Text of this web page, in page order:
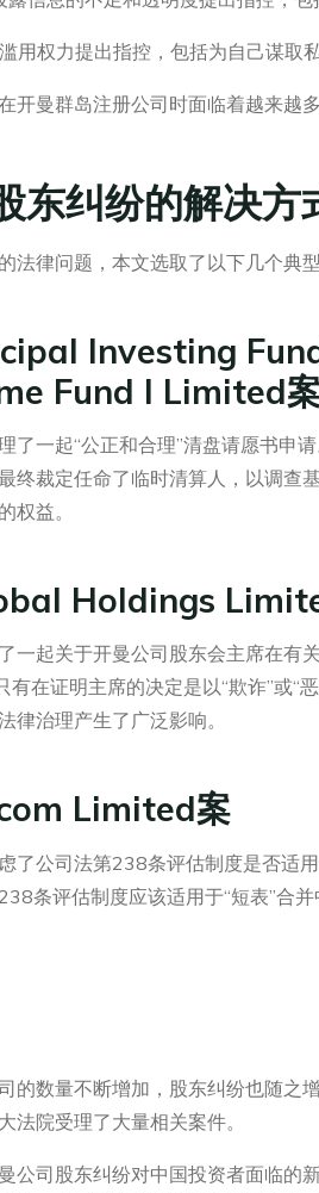
用权力提出指控，包括为自己谋取
开曼群岛注册公司时面临着越来越
东纠纷的解决方
法律问题，本文选取了以下几个典型
Investing
Fund I Limited
了一起“公正和合理”清盘请愿书
终裁定任命了临时清算人，以调
权益。
Holdings
一起关于开曼公司股东会主席在
有在证明主席的决定是以“欺诈”或
律治理产生了广泛影响。
Limited案
了公司法第238条评估制度是否适
条评估制度应该适用于“短表”合
的数量不断增加，股东纠纷也随
法院受理了大量相关案件。
公司股东纠纷对中国投资者面临